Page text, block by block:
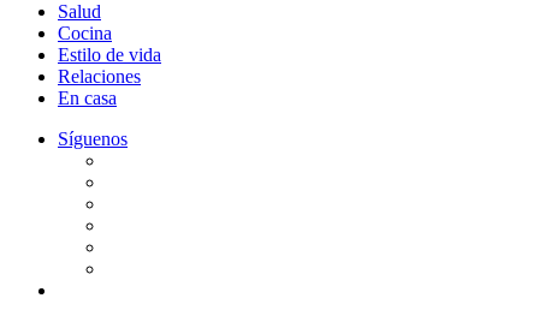
Salud
Cocina
Estilo de vida
Relaciones
En casa
Síguenos